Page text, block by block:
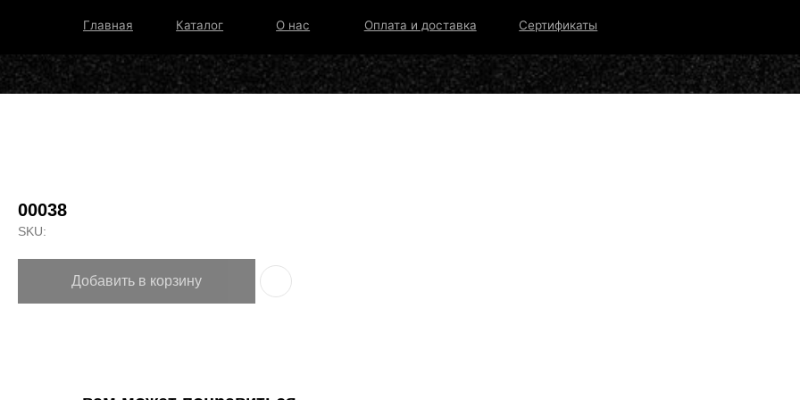
Главная Каталог Оплата и доставка Сертификаты
00038
SKU:
Добавить в корзину